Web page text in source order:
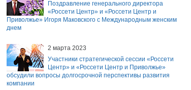
Поздравление генерального директора
«Россети Центр» и «Россети Центр и
Приволжье» Игоря Маковского с Международным женским
днем
2 марта 2023
Участники стратегической сессии «Россети
Центр» и «Россети Центр и Приволжье»
обсудили вопросы долгосрочной перспективы развития
компании